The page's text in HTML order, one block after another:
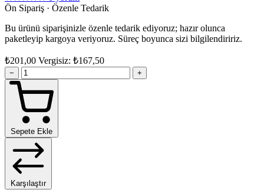
Ön Sipariş · Özenle Tedarik
Bu ürünü siparişinizle özenle tedarik ediyoruz; hazır olunca
paketleyip kargoya veriyoruz. Süreç boyunca sizi bilgilendiririz.
₺201,00 Vergisiz: ₺167,50
− +
Sepete Ekle
Karşılaştır